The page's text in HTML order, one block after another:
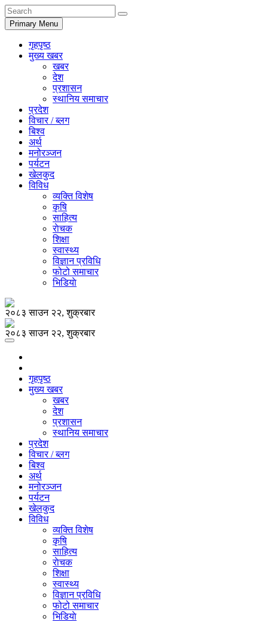
Primary Menu
गृहपृष्ठ
मुख्य खबर
खबर
देश
प्रशासन
स्थानिय समाचार
प्रदेश
विचार / ब्लग
बिश्व
अर्थ
मनोरञ्जन
पर्यटन
खेलकुद
विविध
व्यक्ति विशेष
कृषि
साहित्य
राेचक
शिक्षा
स्वास्थ्य
विज्ञान प्रविधि
फोटो समाचार
भिडियाे
२०८३ साउन २२, शुक्रबार
२०८३ साउन २२, शुक्रबार
गृहपृष्ठ
मुख्य खबर
खबर
देश
प्रशासन
स्थानिय समाचार
प्रदेश
विचार / ब्लग
बिश्व
अर्थ
मनोरञ्जन
पर्यटन
खेलकुद
विविध
व्यक्ति विशेष
कृषि
साहित्य
राेचक
शिक्षा
स्वास्थ्य
विज्ञान प्रविधि
फोटो समाचार
भिडियाे